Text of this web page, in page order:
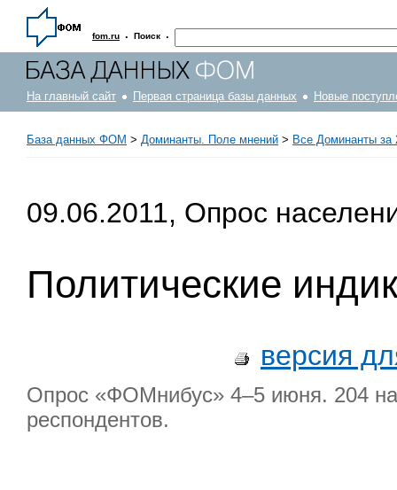
fom.ru · Поиск ·
На главный сайт Первая страница базы данных Новые
База данных ФОМ > Доминанты. Поле мнений > Все Доминанты за
09.06.2011, Опрос
Политические
версия
Опрос «ФОМнибус» 4–5 июня. 204
респондентов.